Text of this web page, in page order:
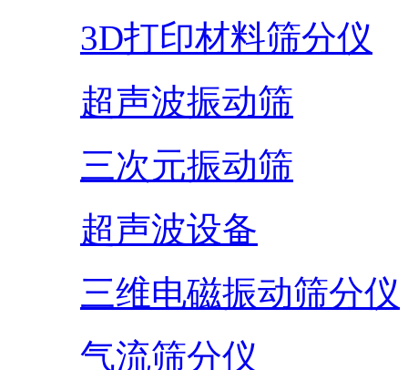
3D打印材料筛分仪
超声波振动筛
三次元振动筛
超声波设备
三维电磁振动筛分仪
气流筛分仪